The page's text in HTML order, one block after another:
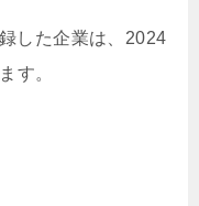
した企業は、2024
す。